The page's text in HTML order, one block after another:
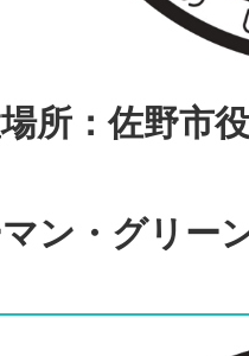
所：佐野市
ン・グリー